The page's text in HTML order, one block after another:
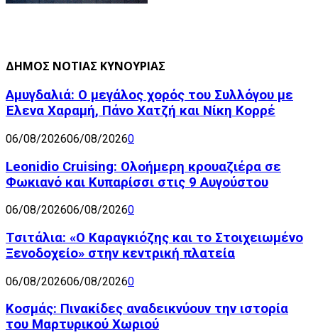
ΔΗΜΟΣ ΝΟΤΙΑΣ ΚΥΝΟΥΡΙΑΣ
Αμυγδαλιά: Ο μεγάλος χορός του Συλλόγου με
Έλενα Χαραμή, Πάνο Χατζή και Νίκη Κορρέ
06/08/202606/08/20260
Leonidio Cruising: Ολοήμερη κρουαζιέρα σε
Φωκιανό και Κυπαρίσσι στις 9 Αυγούστου
06/08/202606/08/20260
Τσιτάλια: «Ο Καραγκιόζης και το Στοιχειωμένο
Ξενοδοχείο» στην κεντρική πλατεία
06/08/202606/08/20260
Κοσμάς: Πινακίδες αναδεικνύουν την ιστορία
του Μαρτυρικού Χωριού